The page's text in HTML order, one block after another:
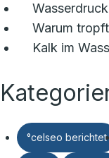
Warum
Kalk im
°celseo berichtet